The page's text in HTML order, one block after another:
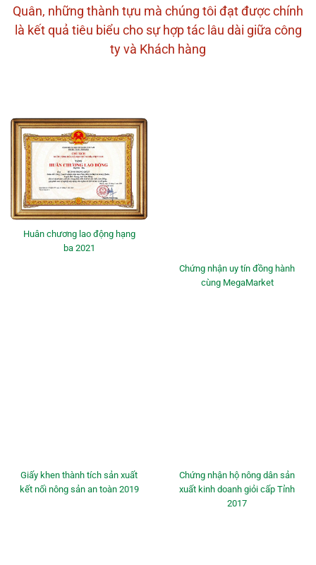
Quân, những thành tựu mà chúng tôi đạt được chính
là kết quả tiêu biểu cho sự hợp tác lâu dài giữa công
ty và Khách hàng
Huân chương lao động hạng
ba 2021
Chứng nhận uy tín đồng hành
cùng MegaMarket
Giấy khen thành tích sản xuất
kết nối nông sản an toàn 2019
Chứng nhận hộ nông dân sản
xuất kinh doanh giỏi cấp Tỉnh
2017